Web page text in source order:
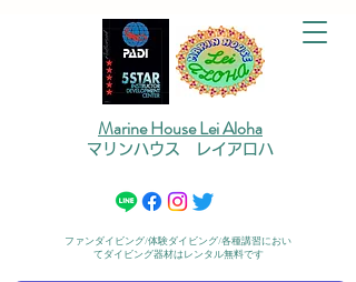
Marine House Lei Aloha
マリンハウス レイアロハ
ファンダイビング/体験ダイビング/各種講習におい
てダイビング器材はレンタル無料です